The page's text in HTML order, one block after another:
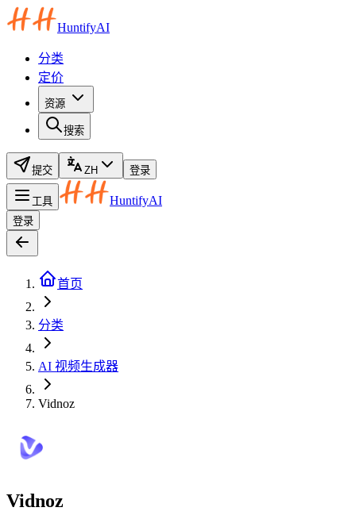
HuntifyAI
分类
定价
资源
搜索
提交 ZH 登录
工具 HuntifyAI
登录
首页
分类
AI 视频生成器
Vidnoz
Vidnoz